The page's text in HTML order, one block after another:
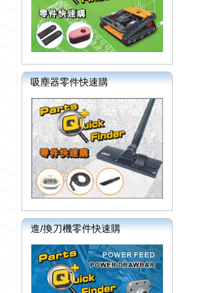
吸塵器零件快速購
進/換刀機零件快速購